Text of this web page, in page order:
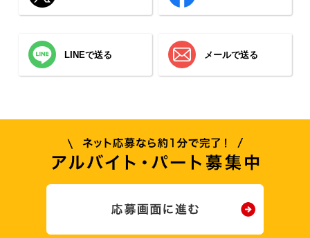
LINEで送る メールで送る